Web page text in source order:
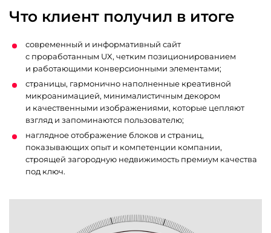
Что клиент получил в итоге
современный и информативный сайт
с проработанным UX, четким позиционированием
и работающими конверсионными элементами;
страницы, гармонично наполненные креативной
микроанимацией, минималистичным декором
и качественными изображениями, которые цепляют
взгляд и запоминаются пользователю;
наглядное отображение блоков и страниц,
показывающих опыт и компетенции компании,
строящей загородную недвижимость премиум качества
под ключ.